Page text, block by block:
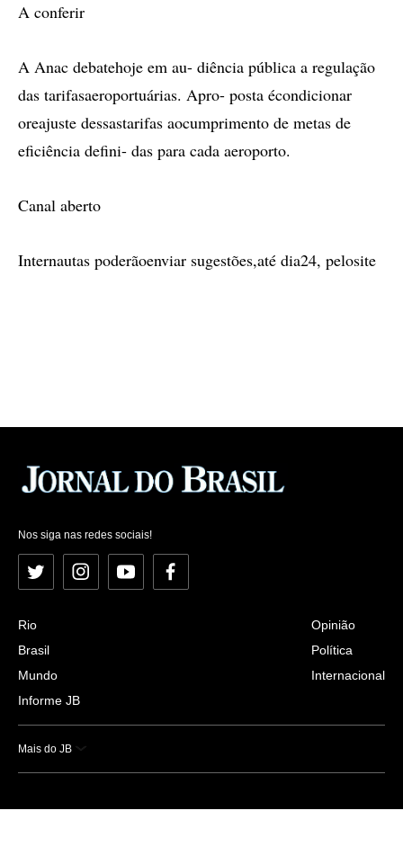
A conferir
A Anac debatehoje em au- diência pública a regulação
das tarifasaeroportuárias. Apro- posta écondicionar
oreajuste dessastarifas aocumprimento de metas de
eficiência defini- das para cada aeroporto.
Canal aberto
Internautas poderãoenviar sugestões,até dia24, pelosite
Nos siga nas redes sociais!
Twitter InstagramYouTubeFacebook
Rio
Brasil
Mundo
Informe JB
Opinião
Política
Internacional
Mais do JB
Esportes